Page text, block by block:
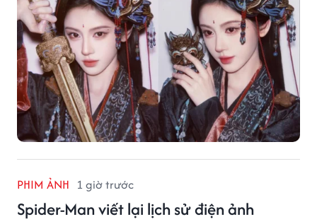
PHIM ẢNH 1 giờ trước
Spider-Man viết lại lịch sử điện ảnh